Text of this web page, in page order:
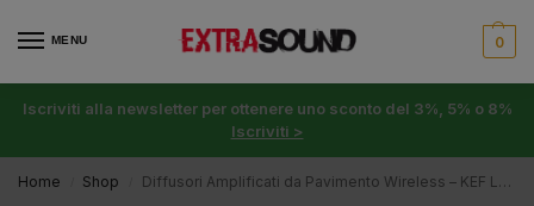
MENU 0
Iscriviti alla newsletter per ottenere uno sconto del 3%, 5% o 8%
Iscriviti >
Home Shop Diffusori Amplificati da Pavimento Wireless – KEF LS60